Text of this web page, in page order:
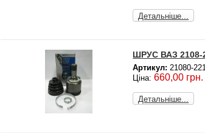
Детальніше...
ШРУС ВАЗ 2108-
Артикул: 21080-
Ціна:660,00 грн.
Детальніше...